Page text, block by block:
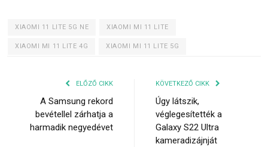
XIAOMI 11 LITE 5G NE XIAOMI MI 11 LITE
XIAOMI MI 11 LITE 4G XIAOMI MI 11 LITE 5G
ELŐZŐ CIKK
A Samsung rekord
bevétellel zárhatja a
harmadik negyedévet
KÖVETKEZŐ CIKK
Úgy látszik,
véglegesítették a
Galaxy S22 Ultra
kameradizájnját